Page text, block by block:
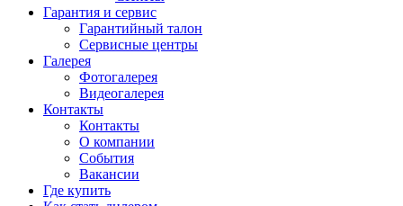
Гарантия и сервис
Гарантийный талон
Сервисные центры
Галерея
Фотогалерея
Видеогалерея
Контакты
Контакты
О компании
События
Вакансии
Где купить